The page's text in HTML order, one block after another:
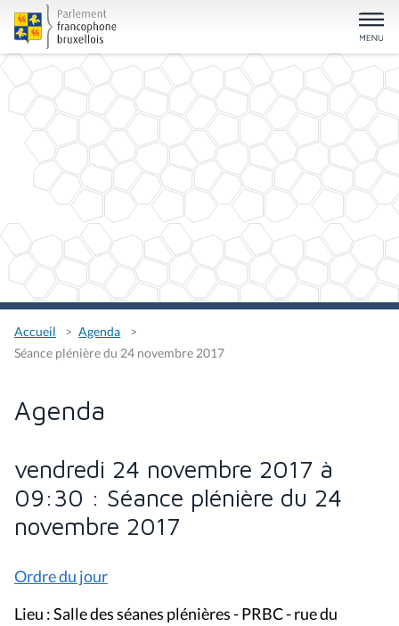
Accueil
Agenda
Séance plénière du 24 novembre 2017
Agenda
vendredi 24 novembre 2017 à
09:30 : Séance plénière du 24
novembre 2017
Ordre du jour
Lieu : Salle des séanes plénières - PRBC - rue du